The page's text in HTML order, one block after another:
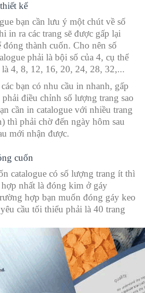
kế
bạn cần lưu ý một chút về số
in ra các trang sẽ được gấp lại
đóng thành cuốn. Cho nên số
phải là bội số của 4, cụ thể
4, 8, 12, 16, 20, 24, 28, 32,...
bạn có nhu cầu in nhanh, gấp
điều chỉnh số lượng trang sao
cần in catalogue với nhiều trang
thì phải chờ đến ngày hôm sau
mới nhận được.
cuốn
catalogue có số lượng trang ít thì
nhất là đóng kim ở gáy
hợp bạn muốn đóng gáy keo
cầu tối thiểu phải là 40 trang